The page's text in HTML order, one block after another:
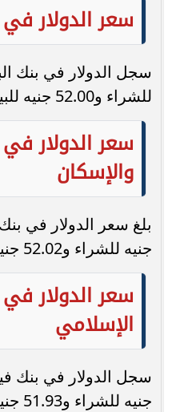
سعر الدولار في
للشراء و52.00 جنيه للبيع.
سعر الدولار في
والإسكان
جنيه للشراء و52.02 جنيه للبيع.
سعر الدولار
الإسلامي
جنيه للشراء و51.93 جنيه للبيع.